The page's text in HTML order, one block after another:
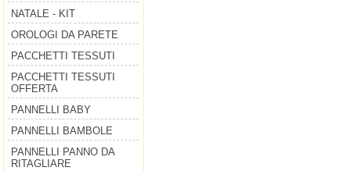
NATALE - KIT
OROLOGI DA PARETE
PACCHETTI TESSUTI
PACCHETTI TESSUTI
OFFERTA
PANNELLI BABY
PANNELLI BAMBOLE
PANNELLI PANNO DA
RITAGLIARE